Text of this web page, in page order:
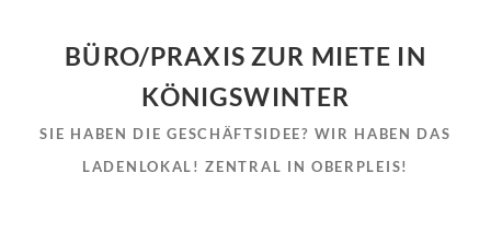
BÜRO/PRAXIS ZUR MIETE IN
KÖNIGSWINTER
SIE HABEN DIE GESCHÄFTSIDEE? WIR HABEN DAS
LADENLOKAL! ZENTRAL IN OBERPLEIS!